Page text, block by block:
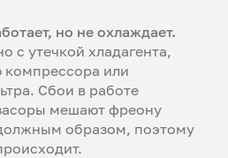
но не охлаждает.
с утечкой хладагента,
компрессора или
Сбои в работе
мешают фреону
образом, поэтому